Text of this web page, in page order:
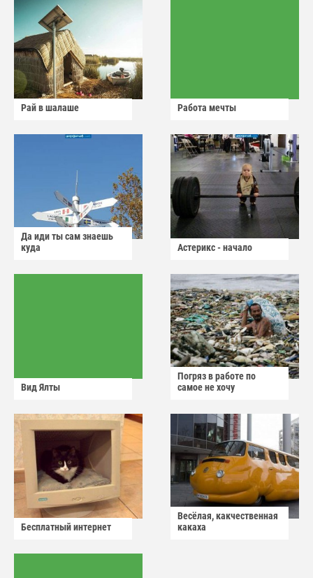
Рай в шалаше Работа мечты
Да иди ты сам знаешь
куда
Астерикс - начало
Вид Ялты
Погряз в работе по
самое не хочу
Бесплатный интернет
Весёлая, какчественная
какаха